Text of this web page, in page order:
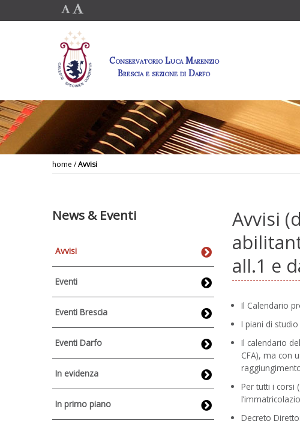
Conservatorio Luca Marenzio
Brescia e sezione di Darfo
home /Avvisi
Avvisi
all.1 e
Il Calendario
I piani di
Il calendario
CFA), ma con
Per tutti i corsi
Decreto
News & Eventi
Avvisi
Eventi
Eventi Brescia
Eventi Darfo
In evidenza
In primo piano